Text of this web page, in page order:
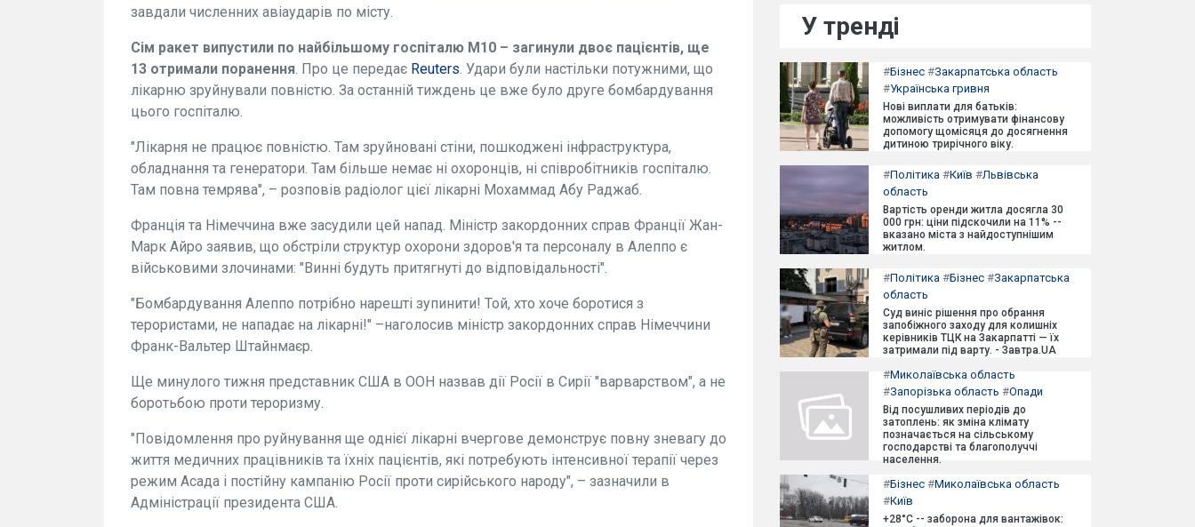
завдали численних авіаударів по місту.
Сім ракет випустили по найбільшому госпіталю M10 – загинули двоє пацієнтів, ще
13 отримали поранення. Про це передає Reuters. Удари були настільки потужними, що
лікарню зруйнували повністю. За останній тиждень це вже було друге бомбардування
цього госпіталю.
"Лікарня не працює повністю. Там зруйновані стіни, пошкоджені інфраструктура,
обладнання та генератори. Там більше немає ні охоронців, ні співробітників госпіталю.
Там повна темрява", – розповів радіолог цієї лікарні Мохаммад Абу Раджаб.
Франція та Німеччина вже засудили цей напад. Міністр закордонних справ Франції Жан-
Марк Айро заявив, що обстріли структур охорони здоров'я та персоналу в Алеппо є
військовими злочинами: "Винні будуть притягнуті до відповідальності".
"Бомбардування Алеппо потрібно нарешті зупинити! Той, хто хоче боротися з
терористами, не нападає на лікарні!" –наголосив міністр закордонних справ Німеччини
Франк-Вальтер Штайнмаєр.
Ще минулого тижня представник США в ООН назвав дії Росії в Сирії "варварством", а не
боротьбою проти тероризму.
"Повідомлення про руйнування ще однієї лікарні вчергове демонструє повну зневагу до
життя медичних працівників та їхніх пацієнтів, які потребують інтенсивної терапії через
режим Асада і постійну кампанію Росії проти сирійського народу", – зазначили в
Адміністрації президента США.
У тренді
#Бізнес #Закарпатська область
#Українська гривня
Нові виплати для батьків:
можливість отримувати фінансову
допомогу щомісяця до досягнення
дитиною трирічного віку.
#Політика #Київ #Львівська
область
Вартість оренди житла досягла 30
000 грн: ціни підскочили на 11% --
вказано міста з найдоступнішим
житлом.
#Політика #Бізнес #Закарпатська
область
Суд виніс рішення про обрання
запобіжного заходу для колишніх
керівників ТЦК на Закарпатті — їх
затримали під варту. - Завтра.UA
#Миколаївська область
#Запорізька область #Опади
Від посушливих періодів до
затоплень: як зміна клімату
позначається на сільському
господарстві та благополуччі
населення.
#Бізнес #Миколаївська область
#Київ
+28°C -- заборона для вантажівок: